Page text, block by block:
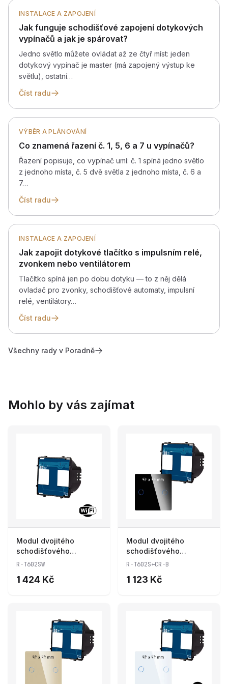
INSTALACE A ZAPOJENÍ
Jak funguje schodišťové zapojení dotykových
vypínačů a jak je spárovat?
Jedno světlo můžete ovládat až ze čtyř míst: jeden
dotykový vypínač je master (má zapojený výstup ke
světlu), ostatní…
Číst radu
VÝBĚR A PLÁNOVÁNÍ
Co znamená řazení č. 1, 5, 6 a 7 u vypínačů?
Řazení popisuje, co vypínač umí: č. 1 spíná jedno světlo
z jednoho místa, č. 5 dvě světla z jednoho místa, č. 6 a
7…
Číst radu
INSTALACE A ZAPOJENÍ
Jak zapojit dotykové tlačítko s impulsním relé,
zvonkem nebo ventilátorem
Tlačítko spíná jen po dobu dotyku — to z něj dělá
ovladač pro zvonky, schodišťové automaty, impulsní
relé, ventilátory…
Číst radu
Všechny rady v Poradně
Mohlo by vás zajímat
Modul dvojitého
schodišťového
dotykového vypínače s
R-T602SW
1 424 Kč
Modul dvojitého
schodišťového
dotykového vypínače
R-T602S+CR-B
1 123 Kč